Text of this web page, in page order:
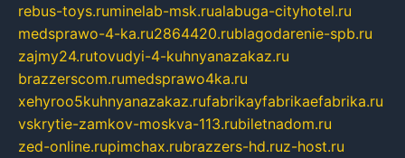
rebus-toys.ruminelab-msk.rualabuga-cityhotel.ru
medsprawo-4-ka.ru2864420.rublagodarenie-spb.ru
zajmy24.rutovudyi-4-kuhnyanazakaz.ru
brazzerscom.rumedsprawo4ka.ru
xehyroo5kuhnyanazakaz.rufabrikayfabrikaefabrika.ru
vskrytie-zamkov-moskva-113.rubiletnadom.ru
zed-online.rupimchax.rubrazzers-hd.ruz-host.ru